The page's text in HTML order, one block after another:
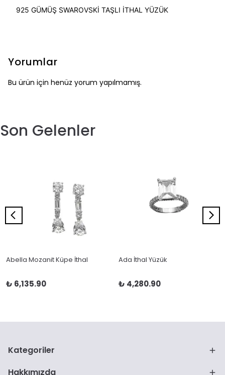
925 GÜMÜŞ SWAROVSKİ TAŞLI İTHAL YÜZÜK
Yorumlar
Bu ürün için henüz yorum yapılmamış.
Son Gelenler
Abella Mozanit Küpe İthal
₺ 6,135.90
Ada İthal Yüzük
₺ 4,280.90
Kategoriler
Hakkımızda